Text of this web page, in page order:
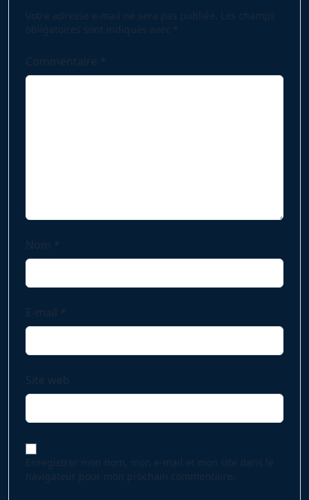
Votre adresse e-mail ne sera pas publiée. Les champs
obligatoires sont indiqués avec *
Commentaire *
Nom *
E-mail *
Site web
Enregistrer mon nom, mon e-mail et mon site dans le
navigateur pour mon prochain commentaire.